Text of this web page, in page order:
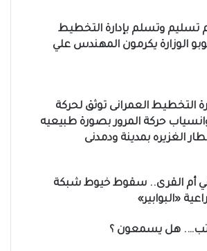
تسليم وتسلم بإدارة التخطيط
الوزارة يكرمون المهندس علي
التخطيط العمرانى توثق لحركة
حركة المرور بصورة طبيعيه
الغزيره بمدينة ودمدنى
أم القرى.. سقوط خيوط شبكة
«البوابير»
هل يسمعون ؟